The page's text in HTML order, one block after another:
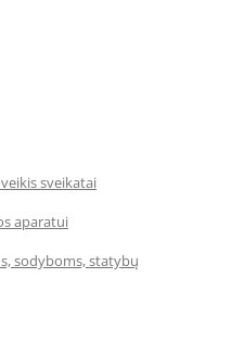
sveikatai
aparatui
sodyboms, statybų